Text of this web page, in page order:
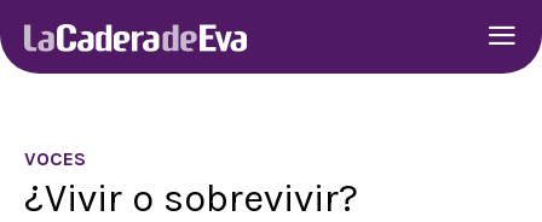
VOCES
¿Vivir o sobrevivir?